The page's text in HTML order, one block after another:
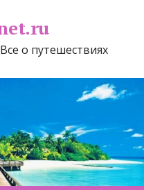
о путешествиях